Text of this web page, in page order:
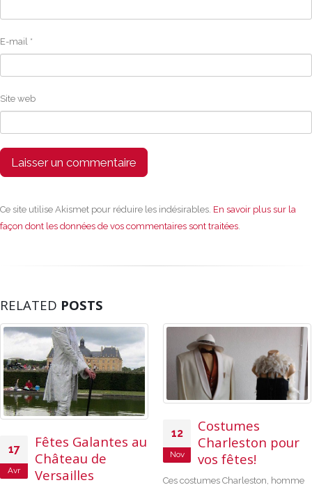
E-mail *
Site web
Ce site utilise Akismet pour réduire les indésirables. En savoir plus sur la
façon dont les données de vos commentaires sont traitées.
RELATED POSTS
17
Avr
Fêtes Galantes au
Château de
Versailles
12
Nov
Costumes
Charleston pour
vos fêtes!
Ces costumes Charleston, homme